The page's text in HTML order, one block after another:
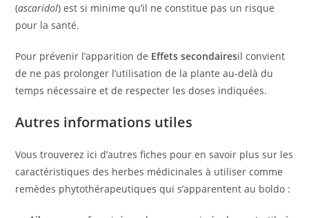
(ascaridol) est si minime qu’il ne constitue pas un risque
pour la santé.
Pour prévenir l’apparition de Effets secondairesil convient
de ne pas prolonger l’utilisation de la plante au-delà du
temps nécessaire et de respecter les doses indiquées.
Autres informations utiles
Vous trouverez ici d’autres fiches pour en savoir plus sur les
caractéristiques des herbes médicinales à utiliser comme
remèdes phytothérapeutiques qui s’apparentent au boldo :